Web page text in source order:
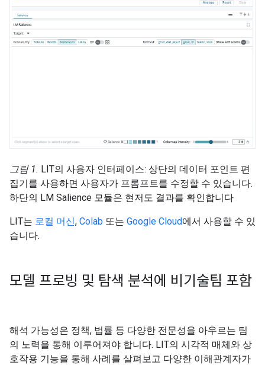
그림 1. LIT의 사용자 인터페이스: 상단의 데이터 포인트 편
집기를 사용하면 사용자가 프롬프트를 수정할 수 있습니다.
하단의 LM Salience 모듈은 현저도 결과를 확인합니다
LIT는 로컬 머신, Colab 또는 Google Cloud에서 사용할 수 있
습니다.
모델 프로빙 및 탐색 분석에 비기술팀 포함
해석 가능성은 정책, 법률 등 다양한 전문성을 아우르는 팀
의 노력을 통해 이루어져야 합니다. LIT의 시각적 매체와 상
호작용 기능을 통해 사례를 살펴보고 다양한 이해관계자가